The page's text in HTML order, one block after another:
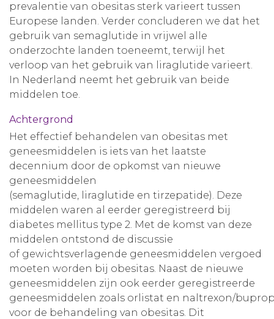
prevalentie van obesitas sterk varieert tussen
Europese landen. Verder concluderen we dat het
gebruik van semaglutide in vrijwel alle
onderzochte landen toeneemt, terwijl het
verloop van het gebruik van liraglutide varieert.
In Nederland neemt het gebruik van beide
middelen toe.
Achtergrond
Het effectief behandelen van obesitas met
geneesmiddelen is iets van het laatste
decennium door de opkomst van nieuwe
geneesmiddelen
(semaglutide, liraglutide en tirzepatide). Deze
middelen waren al eerder geregistreerd bij
diabetes mellitus type 2. Met de komst van deze
middelen ontstond de discussie
of gewichtsverlagende geneesmiddelen vergoed
moeten worden bij obesitas. Naast de nieuwe
geneesmiddelen zijn ook eerder geregistreerde
geneesmiddelen zoals orlistat en naltrexon/
voor de behandeling van obesitas. Dit